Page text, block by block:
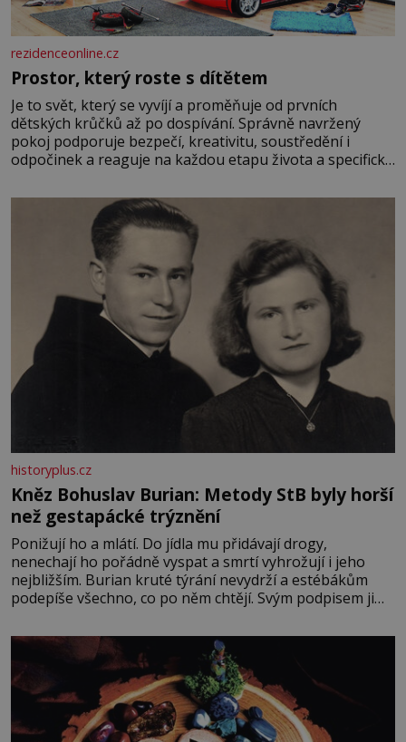
rezidenceonline.cz
Prostor, který roste s dítětem
Je to svět, který se vyvíjí a proměňuje od prvních
dětských krůčků až po dospívání. Správně navržený
pokoj podporuje bezpečí, kreativitu, soustředění i
odpočinek a reaguje na každou etapu života a specifické
měkkost a bezpečí, proto by pokoj miminka měl působit
především klidně a útulně. Předškolní věk je
historyplus.cz
Kněz Bohuslav Burian: Metody StB byly horší
než gestapácké trýznění
Ponižují ho a mlátí. Do jídla mu přidávají drogy,
nenechají ho pořádně vyspat a smrtí vyhrožují i jeho
nejbližším. Burian kruté týrání nevydrží a estébákům
podepíše všechno, co po něm chtějí. Svým podpisem jim
fyzický ani psychický nátlak. Syn brněnského řezníka
chce být knězem a